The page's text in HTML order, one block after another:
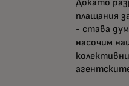
Докато
плащания
- става
насочим